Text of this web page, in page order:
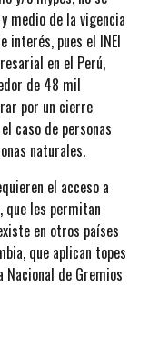
medio de la vigencia
interés, pues el INEI
en el Perú,
de 48 mil
por un cierre
caso de personas
naturales.
el acceso a
que les permitan
en otros países
que aplican topes
de Gremios